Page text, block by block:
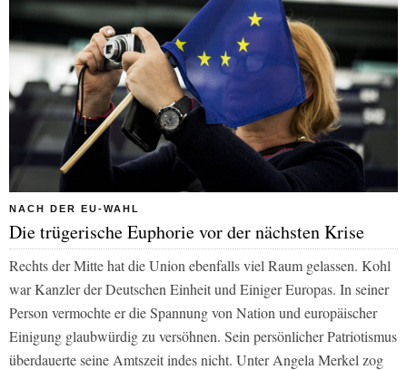
NACH DER EU-WAHL
Die trügerische Euphorie vor der nächsten Krise
Rechts der Mitte hat die Union ebenfalls viel Raum gelassen. Kohl
war Kanzler der Deutschen Einheit und Einiger Europas. In seiner
Person vermochte er die Spannung von Nation und europäischer
Einigung glaubwürdig zu versöhnen. Sein persönlicher Patriotismus
überdauerte seine Amtszeit indes nicht. Unter Angela Merkel zog